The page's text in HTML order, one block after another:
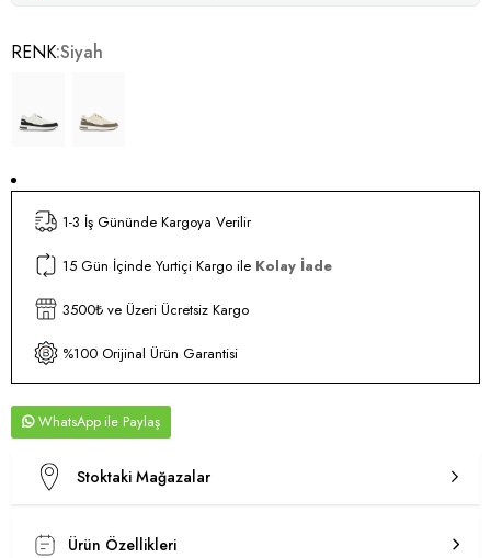
RENKSiyah
1-3 İş Gününde Kargoya Verilir
15 Gün İçinde Yurtiçi Kargo ile Kolay İade
3500₺ ve Üzeri Ücretsiz Kargo
%100 Orijinal Ürün Garantisi
WhatsApp
Stoktaki Mağazalar
Ürün Özellikleri